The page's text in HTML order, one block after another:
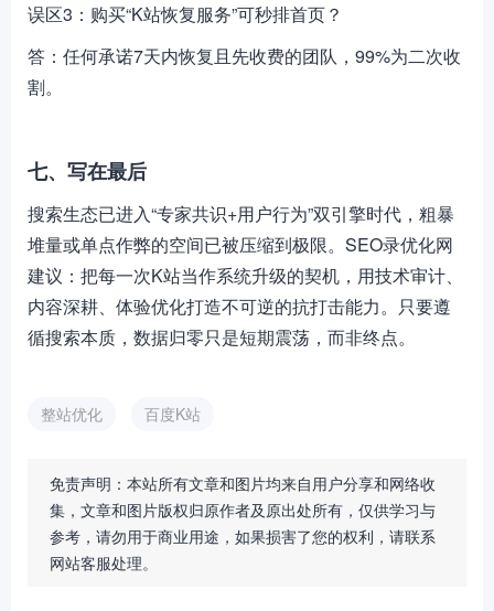
误区3：购买“K站恢复服务”可秒排首页？
答：任何承诺7天内恢复且先收费的团队，99%为二次收
割。
七、写在最后
搜索生态已进入“专家共识+用户行为”双引擎时代，粗暴
堆量或单点作弊的空间已被压缩到极限。SEO录优化网
建议：把每一次K站当作系统升级的契机，用技术审计、
内容深耕、体验优化打造不可逆的抗打击能力。只要遵
循搜索本质，数据归零只是短期震荡，而非终点。
整站优化 百度K站
免责声明：本站所有文章和图片均来自用户分享和网络收
集，文章和图片版权归原作者及原出处所有，仅供学习与
参考，请勿用于商业用途，如果损害了您的权利，请联系
网站客服处理。